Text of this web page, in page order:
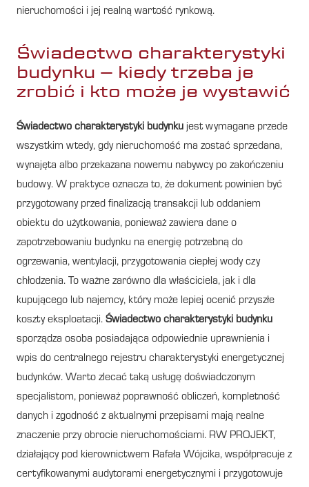
nieruchomości i jej realną wartość rynkową.
Świadectwo charakterystyki
budynku – kiedy trzeba je
zrobić i kto może je wystawić
Świadectwo charakterystyki budynku jest wymagane przede
wszystkim wtedy, gdy nieruchomość ma zostać sprzedana,
wynajęta albo przekazana nowemu nabywcy po zakończeniu
budowy. W praktyce oznacza to, że dokument powinien być
przygotowany przed finalizacją transakcji lub oddaniem
obiektu do użytkowania, ponieważ zawiera dane o
zapotrzebowaniu budynku na energię potrzebną do
ogrzewania, wentylacji, przygotowania ciepłej wody czy
chłodzenia. To ważne zarówno dla właściciela, jak i dla
kupującego lub najemcy, który może lepiej ocenić przyszłe
koszty eksploatacji. Świadectwo charakterystyki budynku
sporządza osoba posiadająca odpowiednie uprawnienia i
wpis do centralnego rejestru charakterystyki energetycznej
budynków. Warto zlecać taką usługę doświadczonym
specjalistom, ponieważ poprawność obliczeń, kompletność
danych i zgodność z aktualnymi przepisami mają realne
znaczenie przy obrocie nieruchomościami. RW PROJEKT,
działający pod kierownictwem Rafała Wójcika, współpracuje z
certyfikowanymi audytorami energetycznymi i przygotowuje